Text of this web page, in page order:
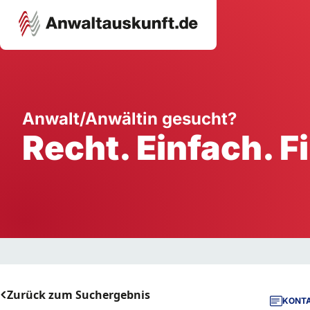
Ausbildung
Handwerk
Dienstleistung
Anwalt/Anwältin gesucht?
Recht. Einfach.
Zurück zum Suchergebnis